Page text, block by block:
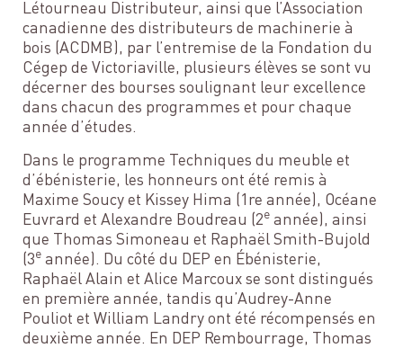
Létourneau Distributeur, ainsi que l’Association
canadienne des distributeurs de machinerie à
bois (ACDMB), par l’entremise de la Fondation du
Cégep de Victoriaville, plusieurs élèves se sont vu
décerner des bourses soulignant leur excellence
dans chacun des programmes et pour chaque
année d’études.
Dans le programme Techniques du meuble et
d’ébénisterie, les honneurs ont été remis à
Maxime Soucy et Kissey Hima (1re année), Océane
Euvrard et Alexandre Boudreau (2e année), ainsi
que Thomas Simoneau et Raphaël Smith-Bujold
(3e année). Du côté du DEP en Ébénisterie,
Raphaël Alain et Alice Marcoux se sont distingués
en première année, tandis qu’Audrey-Anne
Pouliot et William Landry ont été récompensés en
deuxième année. En DEP Rembourrage, Thomas